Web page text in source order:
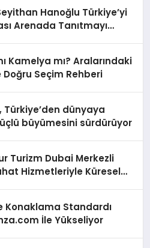
Hanoğlu Türkiye’yi
Arenada Tanıtmayı
Kamelya mı? Aralarındaki
Doğru Seçim Rehberi
Türkiye’den dünyaya
büyümesini sürdürüyor
Turizm Dubai Merkezli
Hizmetleriyle Küresel
Konaklama Standardı
İle Yükseliyor